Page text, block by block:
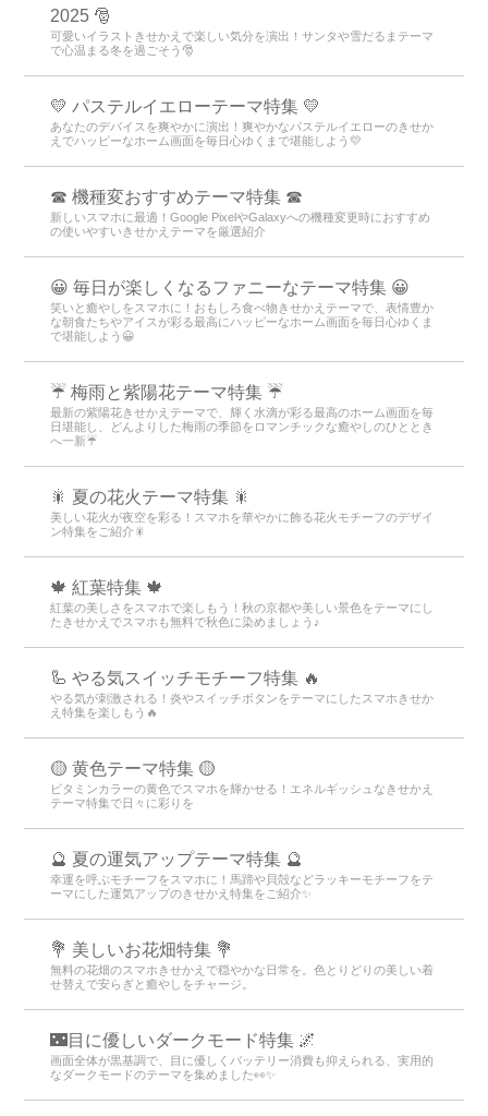
2025 🎅
可愛いイラストきせかえで楽しい気分を演出！サンタや雪だるまテーマ
で心温まる冬を過ごそう🎅
💛 パステルイエローテーマ特集 💛
あなたのデバイスを爽やかに演出！爽やかなパステルイエローのきせか
えでハッピーなホーム画面を毎日心ゆくまで堪能しよう💛
☎ 機種変おすすめテーマ特集 ☎
新しいスマホに最適！Google PixelやGalaxyへの機種変更時におすすめ
の使いやすいきせかえテーマを厳選紹介
😀 毎日が楽しくなるファニーなテーマ特集 😀
笑いと癒やしをスマホに！おもしろ食べ物きせかえテーマで、表情豊か
な朝食たちやアイスが彩る最高にハッピーなホーム画面を毎日心ゆくま
で堪能しよう😀
☔ 梅雨と紫陽花テーマ特集 ☔
最新の紫陽花きせかえテーマで、輝く水滴が彩る最高のホーム画面を毎
日堪能し、どんよりした梅雨の季節をロマンチックな癒やしのひととき
へ一新☔
🎇 夏の花火テーマ特集 🎇
美しい花火が夜空を彩る！スマホを華やかに飾る花火モチーフのデザイ
ン特集をご紹介🎇
🍁 紅葉特集 🍁
紅葉の美しさをスマホで楽しもう！秋の京都や美しい景色をテーマにし
たきせかえでスマホも無料で秋色に染めましょう♪
🦾 やる気スイッチモチーフ特集 🔥
やる気が刺激される！炎やスイッチボタンをテーマにしたスマホきせか
え特集を楽しもう🔥
🟡 黄色テーマ特集 🟡
ビタミンカラーの黄色でスマホを輝かせる！エネルギッシュなきせかえ
テーマ特集で日々に彩りを
🔮 夏の運気アップテーマ特集 🔮
幸運を呼ぶモチーフをスマホに！馬蹄や貝殻などラッキーモチーフをテ
ーマにした運気アップのきせかえ特集をご紹介✨
💐 美しいお花畑特集 💐
無料の花畑のスマホきせかえで穏やかな日常を。色とりどりの美しい着
せ替えで安らぎと癒やしをチャージ。
🌃目に優しいダークモード特集 🌌
画面全体が黒基調で、目に優しくバッテリー消費も抑えられる、実用的
なダークモードのテーマを集めました👀✨